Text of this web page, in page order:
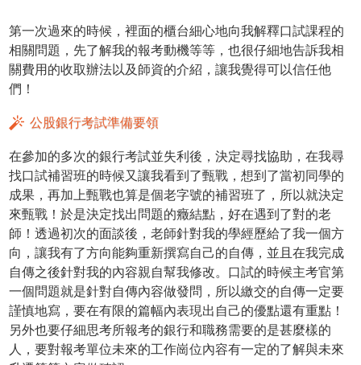
第一次過來的時候，裡面的櫃台細心地向我解釋口試課程的
相關問題，先了解我的報考動機等等，也很仔細地告訴我相
關費用的收取辦法以及師資的介紹，讓我覺得可以信任他
們！
公股銀行考試準備要領
在參加的多次的銀行考試並失利後，決定尋找協助，在我尋
找口試補習班的時候又讓我看到了甄戰，想到了當初同學的
成果，再加上甄戰也算是個老字號的補習班了，所以就決定
來甄戰！於是決定找出問題的癥結點，好在遇到了對的老
師！透過初次的面談後，老師針對我的學經歷給了我一個方
向，讓我有了方向能夠重新撰寫自己的自傳，並且在我完成
自傳之後針對我的內容親自幫我修改。口試的時候主考官第
一個問題就是針對自傳內容做發問，所以繳交的自傳一定要
謹慎地寫，要在有限的篇幅內表現出自己的優點還有重點！
另外也要仔細思考所報考的銀行和職務需要的是甚麼樣的
人，要對報考單位未來的工作崗位內容有一定的了解與未來